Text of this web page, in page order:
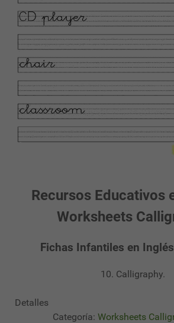
Recursos Educativos
Worksheets
Fichas Infantiles en
10. Calligraphy.
Detalles
Categoría: Worksheets